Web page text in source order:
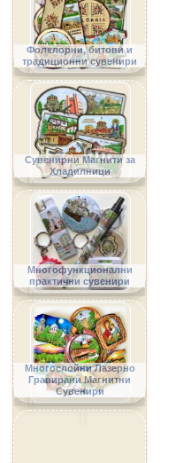
Фолклорни, битови и
традиционни сувенири
Сувенирни Магнити за
Хладилници
Многофункционални
практични сувенири
Многослойни Лазерно
Гравирани Магнитни
Сувенири